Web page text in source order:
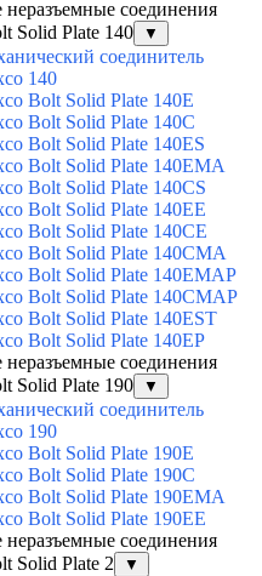
неразъемные соединения
Solid Plate 140
▼
соединитель
140
Bolt Solid Plate 140E
Bolt Solid Plate 140C
Bolt Solid Plate 140ES
Bolt Solid Plate 140EMA
Bolt Solid Plate 140CS
Bolt Solid Plate 140EE
Bolt Solid Plate 140CE
Bolt Solid Plate 140CMA
Bolt Solid Plate 140EMAP
Bolt Solid Plate 140CMAP
Bolt Solid Plate 140EST
Bolt Solid Plate 140EP
неразъемные соединения
Solid Plate 190
▼
соединитель
190
Bolt Solid Plate 190E
Bolt Solid Plate 190C
Bolt Solid Plate 190EMA
Bolt Solid Plate 190EE
неразъемные соединения
Solid Plate 2
▼